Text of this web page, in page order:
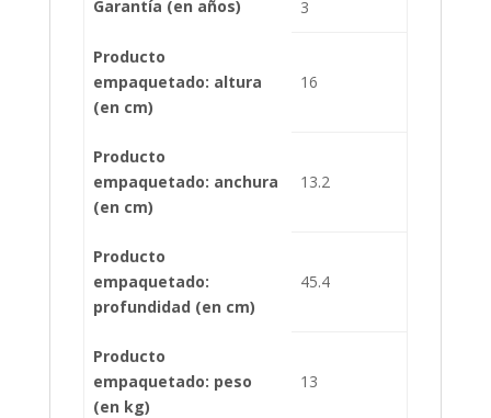
Garantía (en años) 3
Producto
empaquetado: altura
(en cm)
16
Producto
empaquetado: anchura
(en cm)
13.2
Producto
empaquetado:
profundidad (en cm)
45.4
Producto
empaquetado: peso
(en kg)
13